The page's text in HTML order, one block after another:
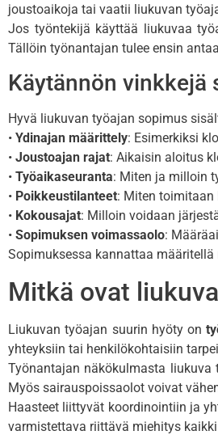
joustoaikoja tai vaatii liukuvan
Jos työntekijä käyttää liukuvaa
Tällöin työnantajan tulee ensin
Käytännön vinkkejä
Hyvä liukuvan työajan sopimus
• Ydinajan määrittely: Esimerkiksi
• Joustoajan rajat: Aikaisin aloitus
• Työaikaseuranta: Miten ja milloin
• Poikkeustilanteet: Miten
• Kokousajat: Milloin voidaan
• Sopimuksen voimassaolo:
Sopimuksessa kannattaa
Mitkä ovat
Liukuvan työajan suurin hyöty on
yhteyksiin tai henkilökohtaisiin
Työnantajan näkökulmasta
Myös sairauspoissaolot voivat
Haasteet liittyvät koordinointiin ja
varmistettava riittävä miehitys